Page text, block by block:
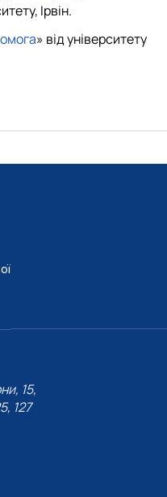
Ірвін.
» від університету
15,
127